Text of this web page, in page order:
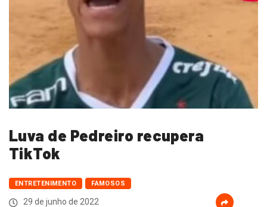
Luva de Pedreiro recupera
TikTok
ENTRETENIMENTO FAMOSOS
29 de junho de 2022